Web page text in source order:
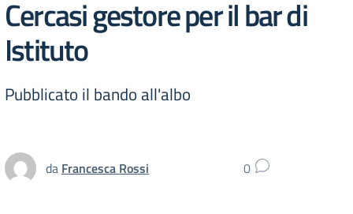
Cercasi gestore per il bar di
Istituto
Pubblicato il bando all'albo
da Francesca Rossi 0